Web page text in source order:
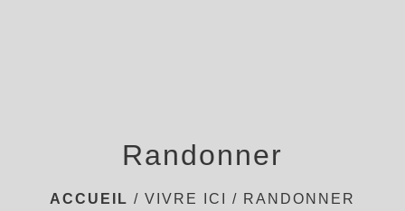
Randonner
ACCUEIL / VIVRE ICI / RANDONNER